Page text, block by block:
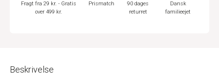
Fragt fra 29 kr. - Gratis
over 499 kr.
Prismatch
90 dages
returret
Dansk
familieejet
Beskrivelse